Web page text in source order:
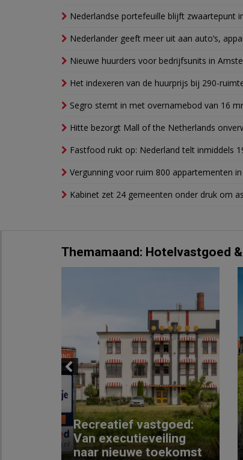
Nederlandse portefeuille blijft zwaartepunt
Nederlander geeft meer uit aan auto’s,
Nieuwe huurders voor bedrijfsunits in
Het indexeren van de huurprijs bij 290-
Segro stemt in met overnamebod van 16
Hitte bezorgt Mall of the Netherlands
Fastfood rukt op: Nederland telt inmiddels
Vergunning voor ruim 800 appartementen
Kabinet zet 24 gemeenten onder druk om
Themamaand: Hotelvastgoed
Previous
Recreatief vastgoed:
Van executieveiling
naar nieuwe toekomst